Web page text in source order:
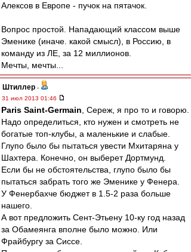
Алексов в Европе - пучок на пятачок.
Вопрос простой. Нападающий классом выше
Эменике (иначе. какой смысл), в Россию, в
команду из ЛЕ, за 12 миллионов.
Мечты, мечты...
Штиллер -
31 июл 2013 01:46
Paris Saint-Germain , Сереж, я про то и говорю.
Надо определиться, кто нужен и смотреть не
богатые топ-клубы, а маленькие и слабые.
Глупо было бы пытаться увести Мхитаряна у
Шахтера. Конечно, он выберет Дортмунд.
Если бы не обстоятельства, глупо было бы
пытаться забрать того же Эменике у Фенера.
У Фенербахче бюджет в 1.5-2 раза больше
нашего.
А вот предложить Сент-Этьену 10-ку год назад
за Обамеянга вполне было можно. Или
Фрайбургу за Сиссе.